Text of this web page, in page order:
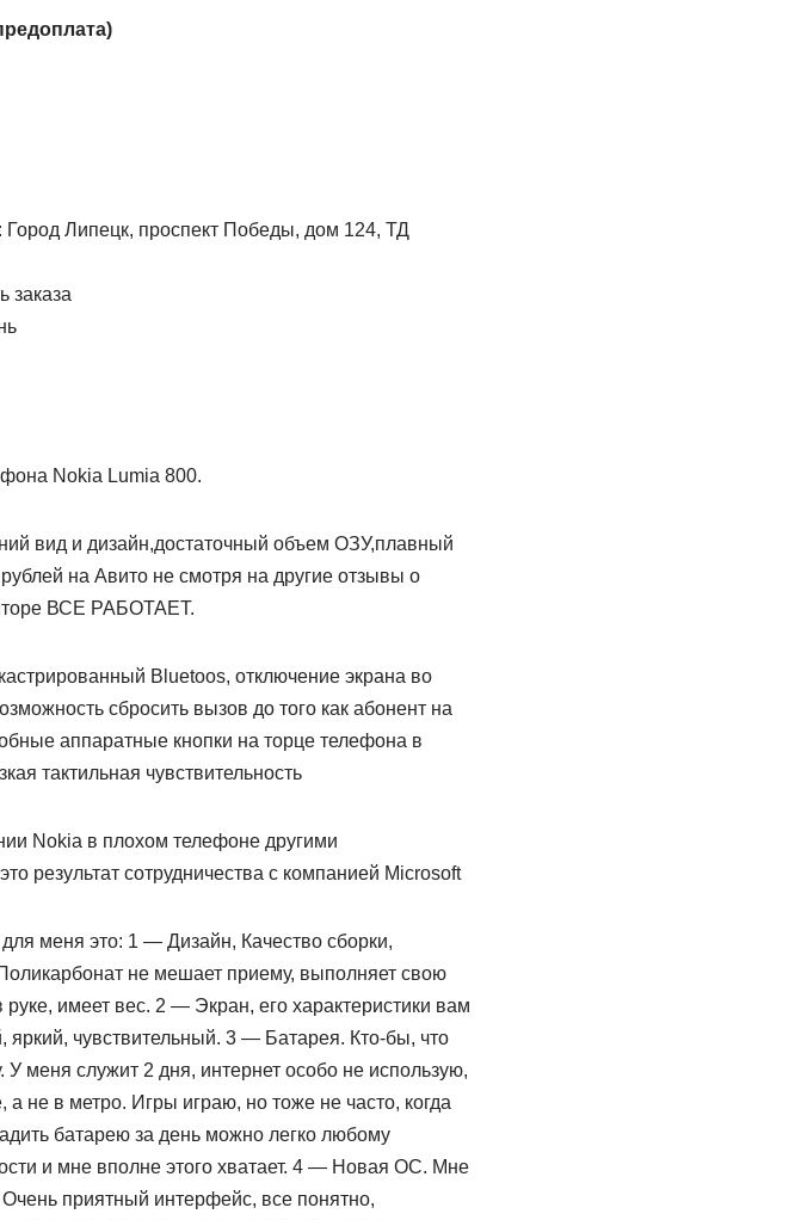
Город Липецк, проспект Победы, дом 124, ТД
заказа
Nokia Lumia 800.
вид и дизайн,достаточный объем ОЗУ,плавный
на Авито не смотря на другие отзывы о
ВСЕ РАБОТАЕТ.
Bluetoos, отключение экрана во
сбросить вызов до того как абонент на
аппаратные кнопки на торце телефона в
тактильная чувствительность
Nokia в плохом телефоне другими
результат сотрудничества с компанией Microsoft
меня это: 1 — Дизайн, Качество сборки,
не мешает приему, выполняет свою
имеет вес. 2 — Экран, его характеристики вам
чувствительный. 3 — Батарея. Кто-бы, что
У меня служит 2 дня, интернет особо не использую,
в метро. Игры играю, но тоже не часто, когда
батарею за день можно легко любому
и мне вполне этого хватает. 4 — Новая ОС. Мне
приятный интерфейс, все понятно,